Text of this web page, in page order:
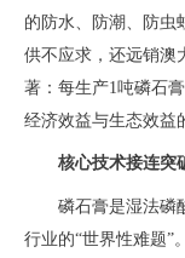
的防水、防潮、防虫
供不应求，还远销澳
著：每生产1吨磷石
经济效益与生态效益
核心技术接连突
磷石膏是湿法磷
行业的“世界性难题”